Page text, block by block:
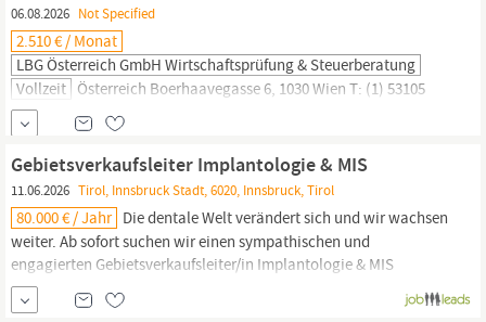
06.08.2026 Not Specified
2.510 € / Monat
LBG Österreich GmbH Wirtschaftsprüfung & Steuerberatung
Vollzeit Österreich Boerhaavegasse 6, 1030 Wien T: (1) 53105
Online bewerben Job empfehlen LBG - Vielfalt an Branchen,
Rechtsformen, Unternehmensgrößen LBG Österreich Burgenland
• Eisenstadt • Großpetersdorf • Mattersburg • Neusiedl/See •
Oberpullendorf • Oberwart • Kärnten • Klagenfurt • Villach •
Wolfsberg • Niederösterreich • St. Pölten • Gänserndorf •...
Gebietsverkaufsleiter Implantologie & MIS
11.06.2026 Tirol, Innsbruck Stadt, 6020, Innsbruck, Tirol
80.000 € / Jahr Die dentale Welt verändert sich und wir wachsen
weiter. Ab sofort suchen wir einen sympathischen und
engagierten Gebietsverkaufsleiter/in Implantologie & MIS
(m/w/d) mit der Leidenschaft für die Neukundengewinnung. In
dieser Rolle baust du das MIS-Implants Geschäft für Österreich